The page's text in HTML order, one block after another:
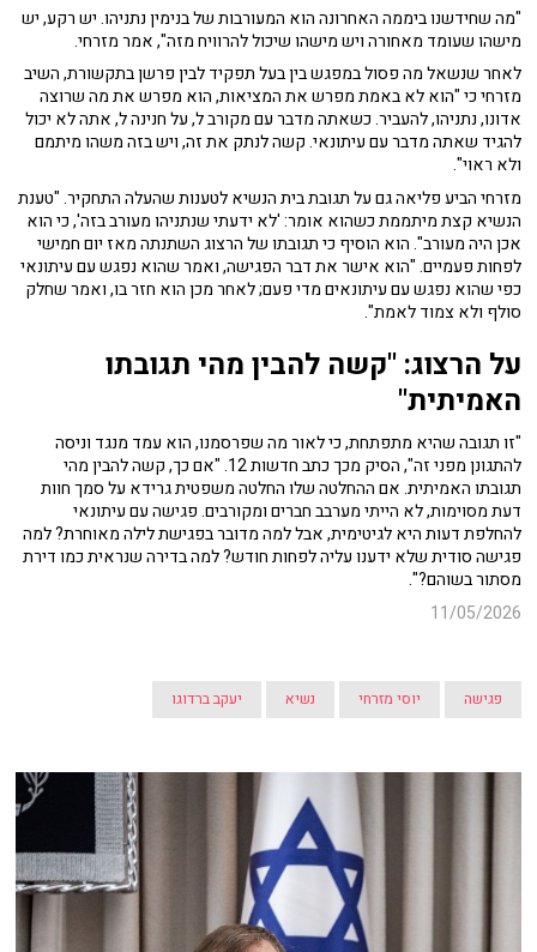
"מה שחידשנו ביממה האחרונה הוא המעורבות של בנימין נתניהו. יש רקע, יש
מישהו שעומד מאחורה ויש מישהו שיכול להרוויח מזה", אמר מזרחי.
לאחר שנשאל מה פסול במפגש בין בעל תפקיד לבין פרשן בתקשורת, השיב
מזרחי כי "הוא לא באמת מפרש את המציאות, הוא מפרש את מה שרוצה
אדונו, נתניהו, להעביר. כשאתה מדבר עם מקורב ל, על חנינה ל, אתה לא יכול
להגיד שאתה מדבר עם עיתונאי. קשה לנתק את זה, ויש בזה משהו מיתמם
ולא ראוי".
מזרחי הביע פליאה גם על תגובת בית הנשיא לטענות שהעלה התחקיר. "טענת
הנשיא קצת מיתממת כשהוא אומר: 'לא ידעתי שנתניהו מעורב בזה', כי הוא
אכן היה מעורב". הוא הוסיף כי תגובתו של הרצוג השתנתה מאז יום חמישי
לפחות פעמיים. "הוא אישר את דבר הפגישה, ואמר שהוא נפגש עם עיתונאי
כפי שהוא נפגש עם עיתונאים מדי פעם; לאחר מכן הוא חזר בו, ואמר שחלק
סולף ולא צמוד לאמת".
על הרצוג: "קשה להבין מהי תגובתו
האמיתית"
"זו תגובה שהיא מתפתחת, כי לאור מה שפרסמנו, הוא עמד מנגד וניסה
להתגונן מפני זה", הסיק מכך כתב חדשות 12. "אם כך, קשה להבין מהי
תגובתו האמיתית. אם ההחלטה שלו החלטה משפטית גרידא על סמך חוות
דעת מסוימות, לא הייתי מערבב חברים ומקורבים. פגישה עם עיתונאי
להחלפת דעות היא לגיטימית, אבל למה מדובר בפגישת לילה מאוחרת? למה
פגישה סודית שלא ידענו עליה לפחות חודש? למה בדירה שנראית כמו דירת
מסתור בשוהם?".
11/05/2026
פגישה יוסי מזרחי נשיא יעקב ברדוגו